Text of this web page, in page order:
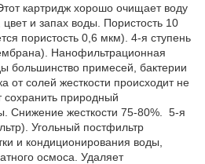
картридж хорошо очищает воду
и запах воды. Пористость 10
пористость 0,6 мкм). 4-я ступень
Нанофильтрационная
большинство примесей, бактерии
от солей жесткости происходит не
сохранить природный
Снижение жесткости 75-80%. 5-я
Угольный постфильтр
и кондиционирования воды,
осмоса. Удаляет